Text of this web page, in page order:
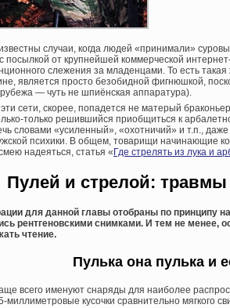
случаи, когда людей «принимали»
посылкой от крупнейшей коммерческой
слежения за младенцами. То есть
является просто безобидной фигнюшкой,
— чуть не шпиёнская аппаратура).
сети, скорее, попадется не матерый
только решившийся приобщиться к
словами «усиленный», «охотничий» и т.п.,
психики. В общем, товарищи начинающие
надеяться, статья « Где стрелять из лука и
Пулей и стрелой: травмы
для данной главы отобраны по принципу
рентгеновскими снимками. И тем не менее,
чтение.
Пулька она пулька и
всего именуют снаряды для наиболее
кусочки сравнительно мягкого